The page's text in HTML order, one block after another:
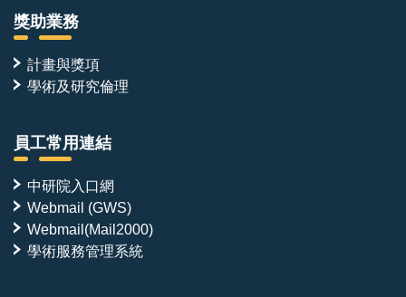
獎助業務
計畫與獎項
學術及研究倫理
員工常用連結
中研院入口網
Webmail (GWS)
Webmail(Mail2000)
學術服務管理系統